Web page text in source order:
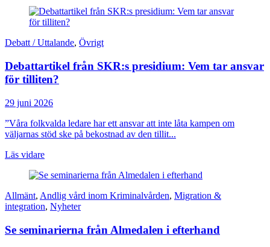
Debatt / Uttalande, Övrigt
Debattartikel från SKR:s presidium: Vem tar ansvar
för tilliten?
29 juni 2026
”Våra folkvalda ledare har ett ansvar att inte låta kampen om
väljarnas stöd ske på bekostnad av den tillit...
Läs vidare
Allmänt, Andlig vård inom Kriminalvården, Migration &
integration, Nyheter
Se seminarierna från Almedalen i efterhand